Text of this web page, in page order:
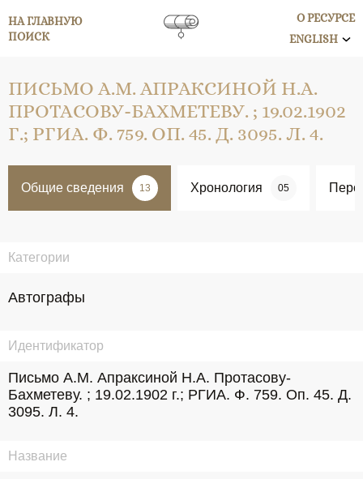
НА ГЛАВНУЮ
ПОИСК
О РЕСУРСЕ
ENGLISH
ПИСЬМО А.М. АПРАКСИНОЙ Н.А.
ПРОТАСОВУ-БАХМЕТЕВУ. ; 19.02.1902
Г.; РГИА. Ф. 759. ОП. 45. Д. 3095. Л. 4.
Общие сведения 13 Хронология 05
Категории
Автографы
Идентификатор
Письмо А.М. Апраксиной Н.А. Протасову-
Бахметеву. ; 19.02.1902 г.; РГИА. Ф. 759. Оп. 45. Д.
3095. Л. 4.
Название